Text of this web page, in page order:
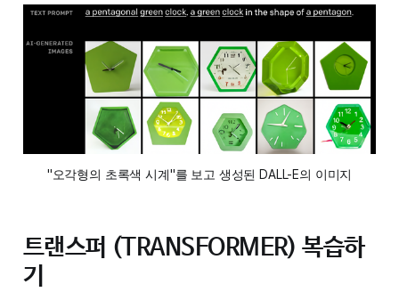
"오각형의 초록색 시계"를 보고 생성된 DALL-E의 이미지
트랜스퍼 (TRANSFORMER) 복습하
기